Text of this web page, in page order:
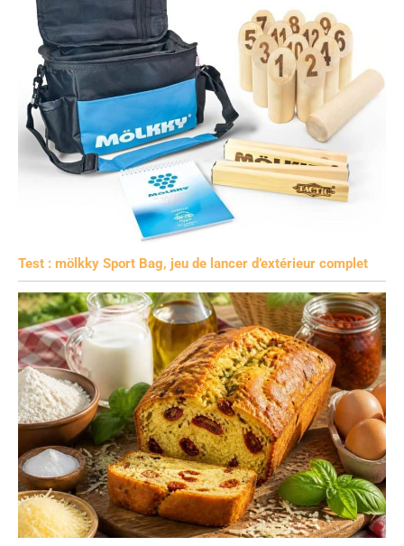
Test : mölkky Sport Bag, jeu de lancer d’extérieur complet